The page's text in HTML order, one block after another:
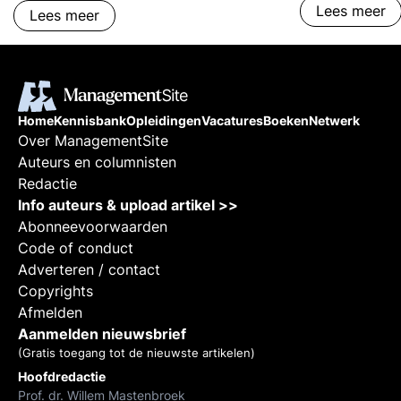
Lees meer Lees meer
HomeKennisbankOpleidingenVacaturesBoekenNetwerk
Over ManagementSite
Auteurs en columnisten
Redactie
Info auteurs & upload artikel >>
Abonneevoorwaarden
Code of conduct
Adverteren / contact
Copyrights
Afmelden
Aanmelden nieuwsbrief
(Gratis toegang tot de nieuwste artikelen)
Hoofdredactie
Prof. dr. Willem Mastenbroek